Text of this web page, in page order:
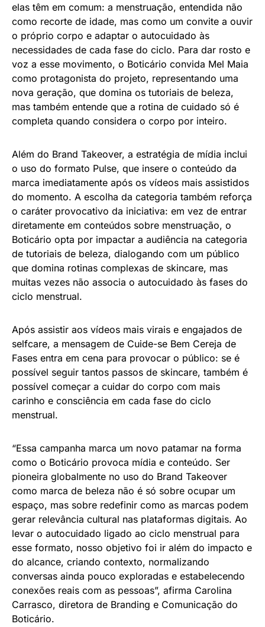
elas têm em comum: a menstruação, entendida não
como recorte de idade, mas como um convite a ouvir
o próprio corpo e adaptar o autocuidado às
necessidades de cada fase do ciclo. Para dar rosto e
voz a esse movimento, o Boticário convida Mel Maia
como protagonista do projeto, representando uma
nova geração, que domina os tutoriais de beleza,
mas também entende que a rotina de cuidado só é
completa quando considera o corpo por inteiro.
Além do Brand Takeover, a estratégia de mídia inclui
o uso do formato Pulse, que insere o conteúdo da
marca imediatamente após os vídeos mais assistidos
do momento. A escolha da categoria também reforça
o caráter provocativo da iniciativa: em vez de entrar
diretamente em conteúdos sobre menstruação, o
Boticário opta por impactar a audiência na categoria
de tutoriais de beleza, dialogando com um público
que domina rotinas complexas de skincare, mas
muitas vezes não associa o autocuidado às fases do
ciclo menstrual.
Após assistir aos vídeos mais virais e engajados de
selfcare, a mensagem de Cuide-se Bem Cereja de
Fases entra em cena para provocar o público: se é
possível seguir tantos passos de skincare, também é
possível começar a cuidar do corpo com mais
carinho e consciência em cada fase do ciclo
menstrual.
“Essa campanha marca um novo patamar na forma
como o Boticário provoca mídia e conteúdo. Ser
pioneira globalmente no uso do Brand Takeover
como marca de beleza não é só sobre ocupar um
espaço, mas sobre redefinir como as marcas podem
gerar relevância cultural nas plataformas digitais. Ao
levar o autocuidado ligado ao ciclo menstrual para
esse formato, nosso objetivo foi ir além do impacto e
do alcance, criando contexto, normalizando
conversas ainda pouco exploradas e estabelecendo
conexões reais com as pessoas”, afirma Carolina
Carrasco, diretora de Branding e Comunicação do
Boticário.